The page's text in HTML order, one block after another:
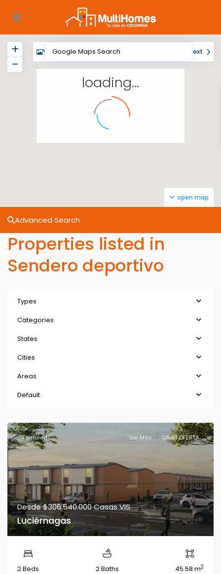
loading...
open map
View My Location Next
Advanced Search
Properties listed in
Sendero deportivo
Types
Categories
States
Cities
Areas
Default
Featured Ver Más GRAN OFERTA
Desde$306.540.000Casas VIS
Luciérnagas
2 Beds 2 Baths 45.58 m2